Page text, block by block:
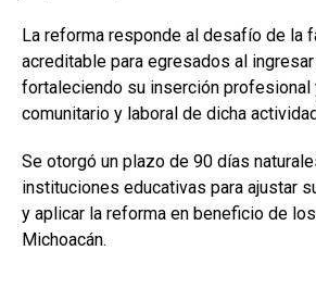
La reforma responde al desafío de la
acreditable para egresados al
fortaleciendo su inserción profesional
comunitario y laboral de dicha
Se otorgó un plazo de 90 días
instituciones educativas para ajustar
y aplicar la reforma en beneficio de
Michoacán.